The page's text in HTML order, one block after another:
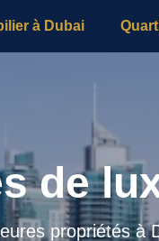
à Dubai
de
propriétés à